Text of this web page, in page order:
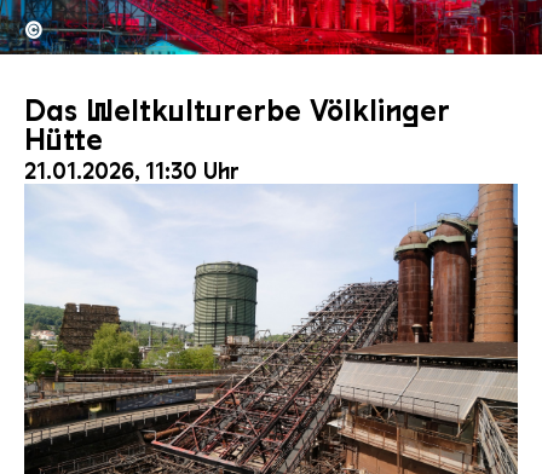
Copyright:
©
Das Weltkulturerbe Völklinger
Hütte
21.01.2026, 11:30 Uhr